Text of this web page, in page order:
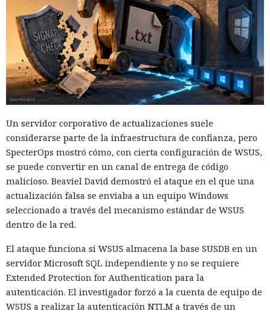
Un servidor corporativo de actualizaciones suele
considerarse parte de la infraestructura de confianza, pero
SpecterOps mostró cómo, con cierta configuración de WSUS,
se puede convertir en un canal de entrega de código
malicioso. Beaviel David demostró el ataque en el que una
actualización falsa se enviaba a un equipo Windows
seleccionado a través del mecanismo estándar de WSUS
dentro de la red.
El ataque funciona si WSUS almacena la base SUSDB en un
servidor Microsoft SQL independiente y no se requiere
Extended Protection for Authentication para la
autenticación. El investigador forzó a la cuenta de equipo de
WSUS a realizar la autenticación NTLM a través de un